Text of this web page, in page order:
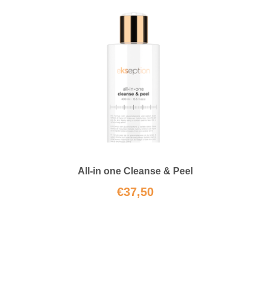
All-in one Cleanse & Peel
€37,50